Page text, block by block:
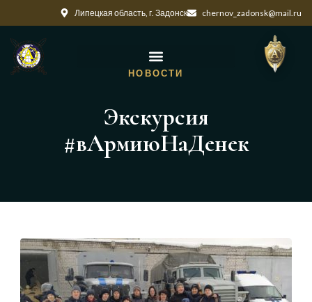
Липецкая область, г. Задонск chernov_zadonsk@mail.ru
НОВОСТИ
Экскурсия
#вАрмиюНаДенек